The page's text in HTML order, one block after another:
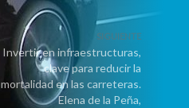
SIGUIENTE
Invertir en infraestructuras,
clave para reducir la
mortalidad en las carreteras.
Elena de la Peña,